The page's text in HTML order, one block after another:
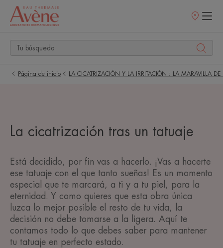
Puntos
Página de inicio LA CICATRIZACIÓN Y LA IRRITACIÓN : LA MARAVILLA DE
La cicatrización tras un tatuaje
Está decidido, por fin vas a hacerlo. ¡Vas a hacerte
ese tatuaje con el que tanto sueñas! Es un momento
especial que te marcará, a ti y a tu piel, para la
eternidad. Y como quieres que esta obra única
luzca lo mejor posible el resto de tu vida, la
decisión no debe tomarse a la ligera. Aquí te
contamos todo lo que debes saber para mantener
tu tatuaje en perfecto estado.